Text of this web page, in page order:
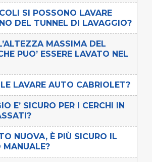
SI POSSONO LAVARE
DEL TUNNEL DI LAVAGGIO?
MASSIMA DEL
PUO’ ESSERE LAVATO NEL
LAVARE AUTO CABRIOLET?
E’ SICURO PER I CERCHI IN
NUOVA, È PIÙ SICURO IL
MANUALE?